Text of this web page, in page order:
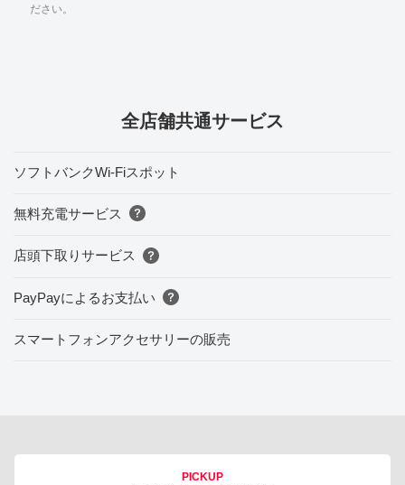
ださい。
全店舗共通サービス
ソフトバンクWi-Fiスポット
無料充電サービス
店頭下取りサービス
PayPayによるお支払い
スマートフォンアクセサリーの販売
PICKUP